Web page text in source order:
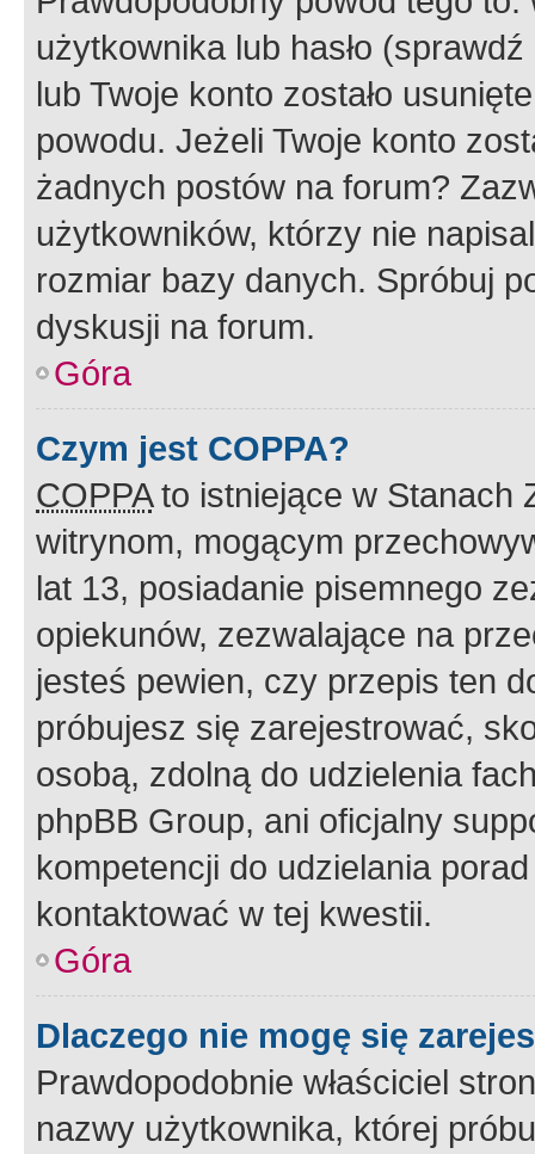
użytkownika lub hasło
lub Twoje konto zostało
powodu. Jeżeli Twoje konto
żadnych postów na forum?
użytkowników, którzy nie
rozmiar bazy danych. Spróbuj
dyskusji na forum.
Góra
Czym jest COPPA?
COPPAto istniejące w Stanach
witrynom, mogącym
lat 13, posiadanie pisemnego
opiekunów, zezwalające na
jesteś pewien, czy przepis ten
próbujesz się zarejestrować,
osobą, zdolną do udzielenia
phpBB Group, ani oficjalny
kompetencji do udzielania
kontaktować w tej kwestii.
Góra
Dlaczego nie mogę się
Prawdopodobnie właściciel
nazwy użytkownika, której